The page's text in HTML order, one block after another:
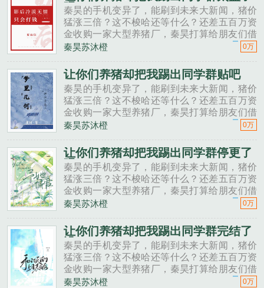
吗
秦昊的手机变异了，能刷到未来大新闻，猪价
猛涨三倍？这不梭哈还等什么？还差五百万资
金收购一家大型养猪厂，秦昊打算给朋友们借
一点。秦昊老班长啊，我想回家养猪，要不要
秦昊二狗子，借500万买点......
秦昊苏沐橙 0万
让你们养猪却把我踢出同学群贴吧
秦昊的手机变异了，能刷到未来大新闻，猪价
猛涨三倍？这不梭哈还等什么？还差五百万资
金收购一家大型养猪厂，秦昊打算给朋友们借
一点。秦昊老班长啊，我想回家养猪，要不要
秦昊二狗子，借500万买点......
秦昊苏沐橙 0万
让你们养猪却把我踢出同学群停更了
吗
秦昊的手机变异了，能刷到未来大新闻，猪价
猛涨三倍？这不梭哈还等什么？还差五百万资
金收购一家大型养猪厂，秦昊打算给朋友们借
一点。秦昊老班长啊，我想回家养猪，要不要
秦昊二狗子，借500万买点......
秦昊苏沐橙 0万
让你们养猪却把我踢出同学群完结了
没
秦昊的手机变异了，能刷到未来大新闻，猪价
猛涨三倍？这不梭哈还等什么？还差五百万资
金收购一家大型养猪厂，秦昊打算给朋友们借
一点。秦昊老班长啊，我想回家养猪，要不要
秦昊苏沐橙 0万